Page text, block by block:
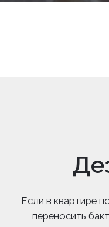
Если в квартире
переносить